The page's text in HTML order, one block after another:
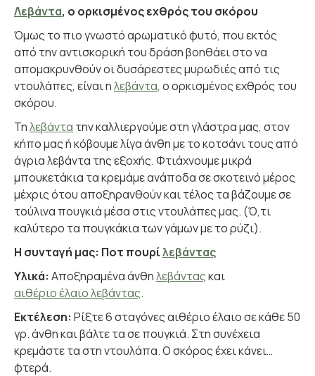
Λεβάντα, ο ορκισμένος εχθρός του σκόρου
Όμως το πιο γνωστό αρωματικό φυτό, που εκτός
από την αντισκορική του δράση βοηθάει στο να
απομακρυνθούν οι δυσάρεστες μυρωδιές από τις
ντουλάπες, είναι ηλεβάντα, ο ορκισμένος εχθρός του
σκόρου.
Τηλεβάντα την καλλιεργούμε στη γλάστρα μας, στον
κήπο μας ή κόβουμε λίγα άνθη με το κοτσάνι τους από
άγρια λεβάντα της εξοχής. Φτιάχνουμε μικρά
μπουκετάκια τα κρεμάμε ανάποδα σε σκοτεινό μέρος
μέχρις ότου αποξηρανθούν και τέλος τα βάζουμε σε
τούλινα πουγκιά μέσα στις ντουλάπες μας. (Ό,τι
καλύτερο τα πουγκάκια των γάμων με το ρύζι).
Η συνταγή μας: Ποτ πουρίλεβάντας
Υλικά: Αποξηραμένα άνθηλεβάνταςκαι
αιθέριο έλαιο λεβάντας.
Εκτέλεση: Ρίξτε 6 σταγόνες αιθέριο έλαιο σε κάθε 50
γρ. άνθη και βάλτε τα σε πουγκιά. Στη συνέχεια
κρεμάστε τα στη ντουλάπα. Ο σκόρος έχει κάνει…
φτερά.